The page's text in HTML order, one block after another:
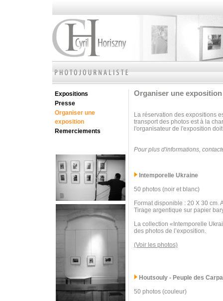
Expositions
Presse
Organiser une
exposition
Remerciements
Organiser une exposition
La réservation des expositions
transport des photos est à la
l'organisateur de l'exposition
Pour plus d'informations,
Intemporelle Ukraine
50 photos (noir et blanc)
Format disponible : 20 X 30 cm.
Tirage argentique sur papier
La collection «Intemporelle
des photos de l’exposition.
(Voir les photos)
Houtsouly - Peuple des
50 photos (couleur)